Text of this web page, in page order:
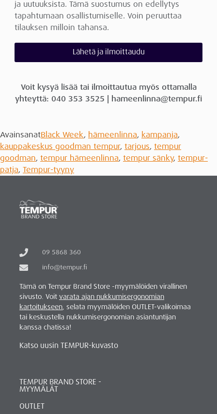
ja uutuuksista. Tämä suostumus on edellytys
tapahtumaan osallistumiselle. Voin peruuttaa
tilauksen milloin tahansa.
Lähetä ja ilmoittaudu
Voit kysyä lisää tai ilmoittautua myös ottamalla
yhteyttä: 040 353 3525 | hameenlinna@tempur.fi
AvainsanatBlack Week, hämeenlinna, kampanja,
kauppakeskus goodman tempur, tarjous, tempur
goodman, tempur hämeenlinna, tempur sänky, tempur-
patja, Tempur-tyyny
09 5868 360
info@tempur.fi
Tämä on Tempur Brand Store -myymälöiden virallinen
sivusto. Voit varata ajan nukkumisergonomian
kartoitukseen, selata myymälöiden OUTLET-valikoimaa
tai keskustella nukkumisergonomian asiantuntijan
kanssa chatissa!
Katso uusin TEMPUR-kuvasto
TEMPUR BRAND STORE -
MYYMÄLÄT
OUTLET